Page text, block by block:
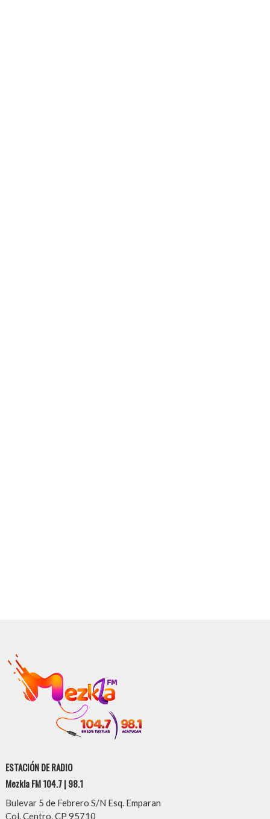
ESTACIÓN DE RADIO
Mezkla FM 104.7 | 98.1
Bulevar 5 de Febrero S/N Esq. Emparan
Col. Centro, CP 95710